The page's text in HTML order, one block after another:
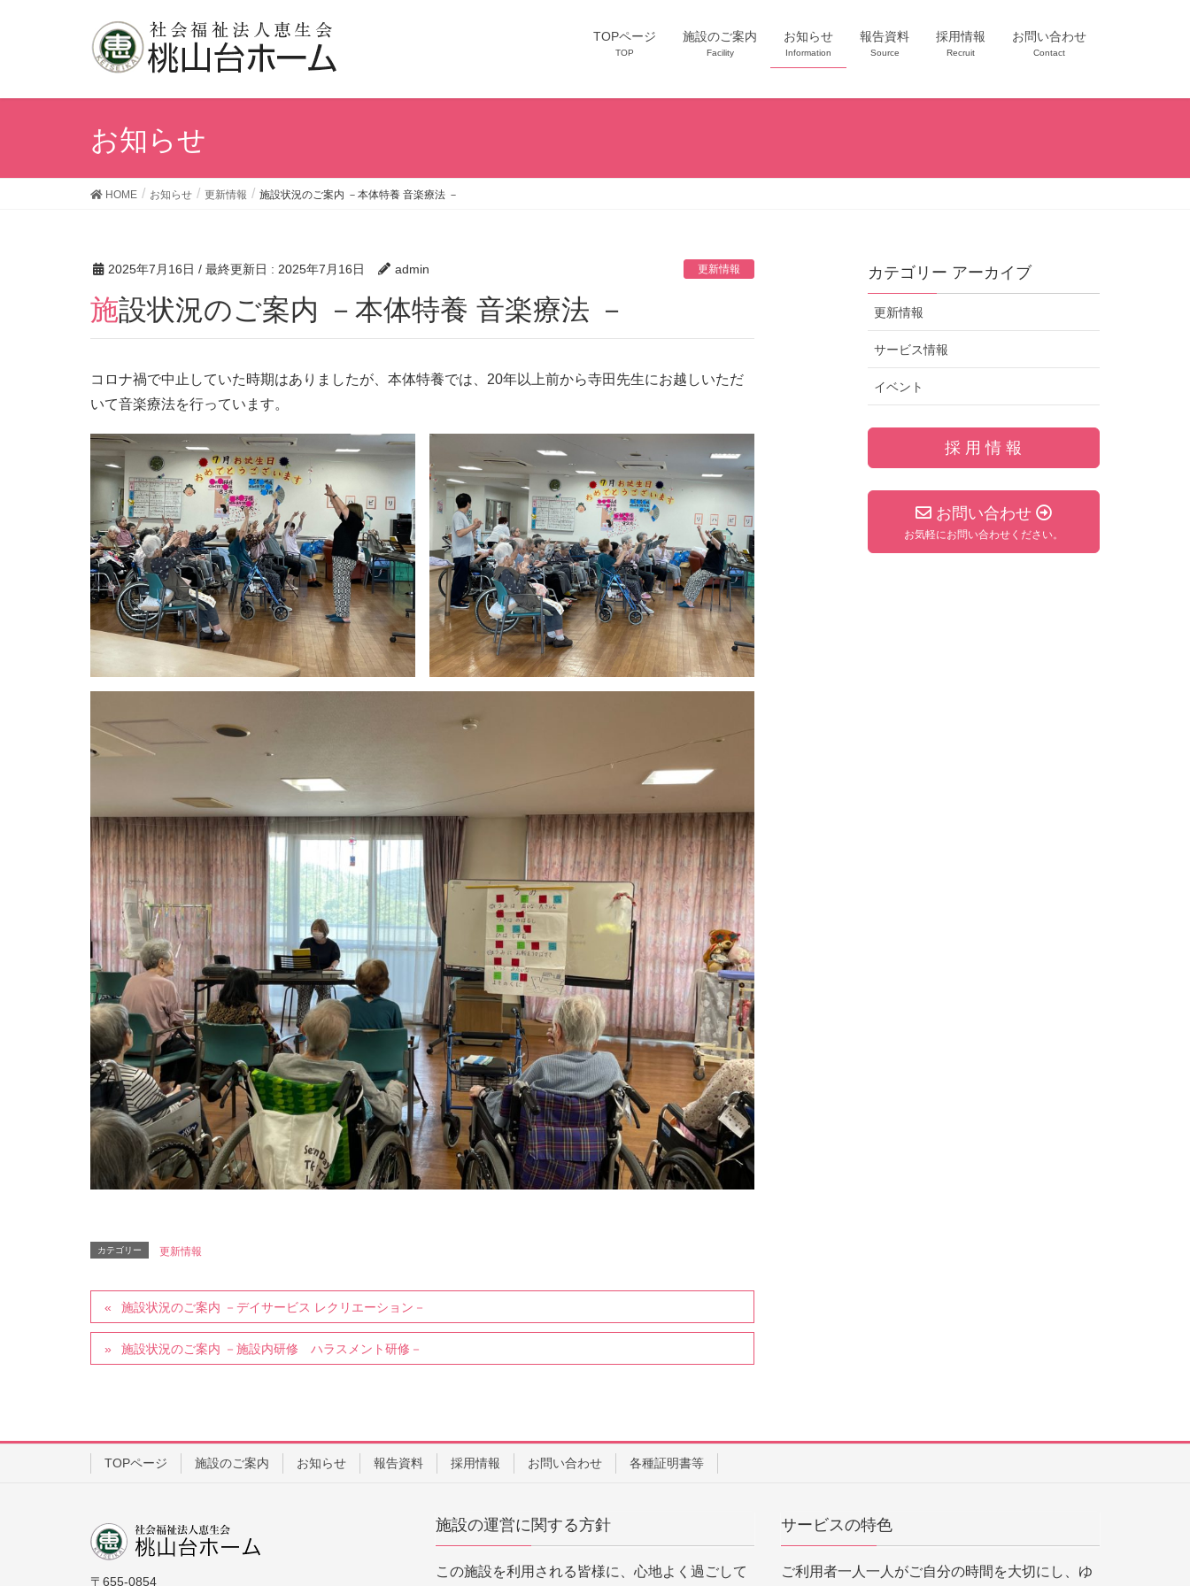
TOPページ
TOP
施設のご案内
Facility
お知らせ
Information
報告資料
Source
採用情報
Recruit
お問い合わせ
Contact
お知らせ
HOME お知らせ 更新情報 施設状況のご案内 －本体特養 音楽療法 －
2025年7月16日 / 最終更新日 : 2025年7月16日 admin 更新情報
施設状況のご案内 －本体特養 音楽療法 －
コロナ禍で中止していた時期はありましたが、本体特養では、 20年以上前から寺田先生にお越しいただ
いて音楽療法を行っています。
カテゴリー 更新情報
施設状況のご案内 －デイサービス レクリエーション－
施設状況のご案内 －施設内研修 ハラスメント研修－
カテゴリー アーカイブ
更新情報
サービス情報
イベント
採 用 情 報
お問い合わせ
お気軽にお問い合わせください。
TOPページ 施設のご案内 お知らせ 報告資料 採用情報 お問い合わせ 各種証明書等
〒655-0854
施設の運営に関する方針
この施設を利用される皆様に、心地よく過ごして
サービスの特色
ご利用者一人一人がご自分の時間を大切にし、ゆ